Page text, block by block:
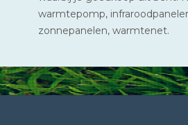
warmtepomp,
zonnepanelen, warmtenet.